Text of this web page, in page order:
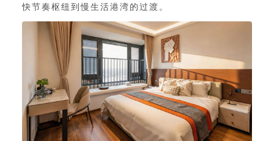
快节奏枢纽到慢生活港湾的过渡。